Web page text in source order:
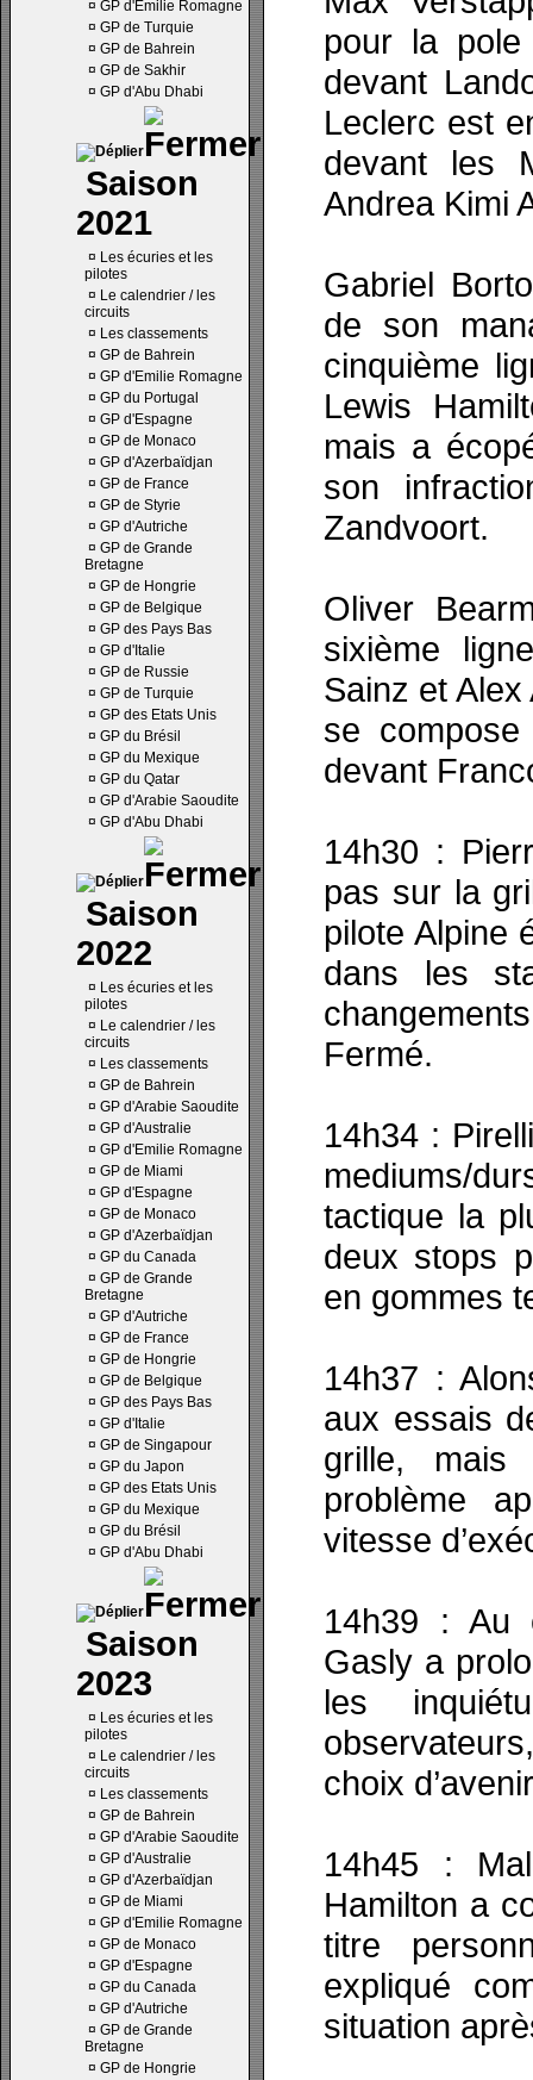
¤ GP d'Emilie Romagne
¤ GP de Turquie
¤ GP de Bahrein
¤ GP de Sakhir
¤ GP d'Abu Dhabi
Saison
2021
¤ Les écuries et les
pilotes
¤ Le calendrier / les
circuits
¤ Les classements
¤ GP de Bahrein
¤ GP d'Emilie Romagne
¤ GP du Portugal
¤ GP d'Espagne
¤ GP de Monaco
¤ GP d'Azerbaïdjan
¤ GP de France
¤ GP de Styrie
¤ GP d'Autriche
¤ GP de Grande
Bretagne
¤ GP de Hongrie
¤ GP de Belgique
¤ GP des Pays Bas
¤ GP d'Italie
¤ GP de Russie
¤ GP de Turquie
¤ GP des Etats Unis
¤ GP du Brésil
¤ GP du Mexique
¤ GP du Qatar
¤ GP d'Arabie Saoudite
¤ GP d'Abu Dhabi
Saison
2022
¤ Les écuries et les
pilotes
¤ Le calendrier / les
circuits
¤ Les classements
¤ GP de Bahrein
¤ GP d'Arabie Saoudite
¤ GP d'Australie
¤ GP d'Emilie Romagne
¤ GP de Miami
¤ GP d'Espagne
¤ GP de Monaco
¤ GP d'Azerbaïdjan
¤ GP du Canada
¤ GP de Grande
Bretagne
¤ GP d'Autriche
¤ GP de France
¤ GP de Hongrie
¤ GP de Belgique
¤ GP des Pays Bas
¤ GP d'Italie
¤ GP de Singapour
¤ GP du Japon
¤ GP des Etats Unis
¤ GP du Mexique
¤ GP du Brésil
¤ GP d'Abu Dhabi
Saison
2023
¤ Les écuries et les
pilotes
¤ Le calendrier / les
circuits
¤ Les classements
¤ GP de Bahrein
¤ GP d'Arabie Saoudite
¤ GP d'Australie
¤ GP d'Azerbaïdjan
¤ GP de Miami
¤ GP d'Emilie Romagne
¤ GP de Monaco
¤ GP d'Espagne
¤ GP du Canada
¤ GP d'Autriche
¤ GP de Grande
Bretagne
¤ GP de Hongrie
pour la pole
devant
Leclerc est
devant les
Andrea Kimi
Gabriel
de son
cinquième
Lewis
mais a
son
Zandvoort.
Oliver
sixième
Sainz et
se
devant
14h30 :
pas sur la
pilote Alpine
dans les
Fermé.
14h34 :
mediums/
tactique la
deux stops
en gommes
14h37 :
aux essais
grille, mais
problème
vitesse
14h39 : Au
Gasly a
les
choix
14h45 :
Hamilton a
titre
expliqué
situation